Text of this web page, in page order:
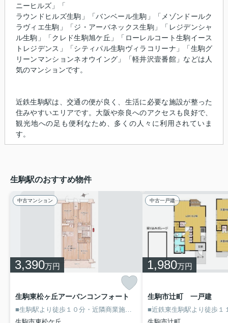
ニーヒルズ」「
ラウンドヒルズ生駒」「バンベール生駒」「メゾンドールク
ラヴィエ生駒」「ジ・アーバネックス生駒」「レジデンシャ
ル生駒」「クレド生駒旭ケ丘」「ローレルコート生駒イース
トレジデンス」「シティパル生駒ヴィラコリーナ」「生駒グ
リーンマンションネオウイング」「軽井沢壹番館」などは人
気のマンションです。
近鉄生駒駅は、交通の便が良く、生活に必要な施設が整った
住みやすいエリアです。大阪や奈良へのアクセスも良好で、
観光地への足も便利なため、多くの人々に利用されていま
す。
生駒駅のおすすめ物件
中古マンション
3,390万円
生駒東松ヶ丘アーバンコンフォート
■生駒駅より徒歩１０分・近隣商業施設が充実した便利な立地！
■２０
中古一戸建
1,980万円
生駒市辻町 一戸建